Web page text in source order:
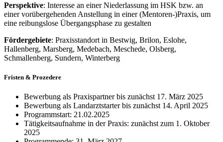
Perspektive: Interesse an einer Niederlassung im HSK bzw. an
einer vorübergehenden Anstellung in einer (Mentoren-)Praxis, um
eine reibungslose Übergangsphase zu gestalten
Fördergebiete: Praxisstandort in Bestwig, Brilon, Eslohe,
Hallenberg, Marsberg, Medebach, Meschede, Olsberg,
Schmallenberg, Sundern, Winterberg
Fristen & Prozedere
Bewerbung als Praxispartner bis zunächst 17. März 2025
Bewerbung als Landarztstarter bis zunächst 14. April 2025
Programmstart: 21.02.2025
Tätigkeitsaufnahme in der Praxis: zunächst zum 1. Oktober
2025